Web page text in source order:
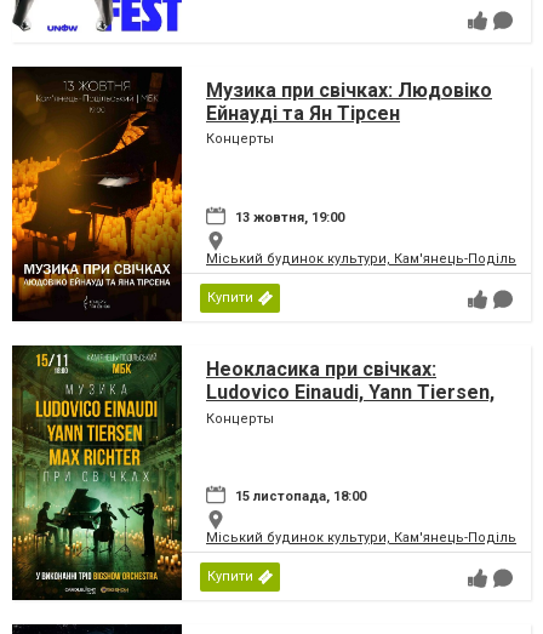
Музика при свічках: Людовіко
Ейнауді та Ян Тірсен
Концерты
13 жовтня, 19:00
Міський будинок культури, Кам'янець-
Купити
Неокласика при свічках:
Ludovico Einaudi, Yann Tiersen,
Max Richter
Концерты
15 листопада, 18:00
Міський будинок культури, Кам'янець-
Купити